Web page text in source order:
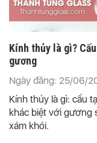
Kính thủy là gì?
gương
Ngày đăng: 25/06/
Kính thủy là gì: cấu
khác biệt với gương
xám khói.